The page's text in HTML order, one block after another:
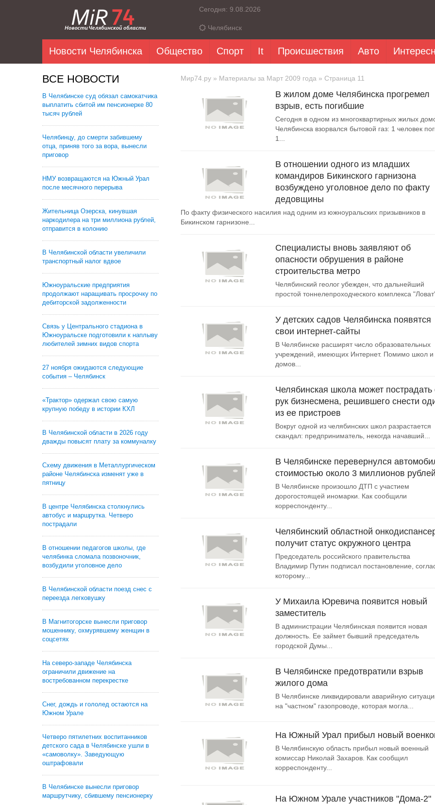
Сегодня: 9.08.2026
Челябинск
Новости Челябинска Общество Спорт It Происшествия Авто
ВСЕ НОВОСТИ
В Челябинске суд обязал самокатчика
выплатить сбитой им пенсионерке 80
тысяч рублей
Челябинцу, до смерти забившему
отца, приняв того за вора, вынесли
приговор
НМУ возвращаются на Южный Урал
после месячного перерыва
Жительница Озерска, кинувшая
наркодилера на три миллиона рублей,
отправится в колонию
В Челябинской области увеличили
транспортный налог вдвое
Южноуральские предприятия
продолжают наращивать просрочку по
дебиторской задолженности
Связь у Центрального стадиона в
Южноуральске подготовили к наплыву
любителей зимних видов спорта
27 ноября ожидаются следующие
события – Челябинск
«Трактор» одержал свою самую
крупную победу в истории КХЛ
В Челябинской области в 2026 году
дважды повысят плату за коммуналку
Схему движения в Металлургическом
районе Челябинска изменят уже в
пятницу
В центре Челябинска столкнулись
автобус и маршрутка. Четверо
пострадали
В отношении педагогов школы, где
челябинка сломала позвоночник,
возбудили уголовное дело
В Челябинской области поезд снес с
переезда легковушку
В Магнитогорске вынесли приговор
мошеннику, охмурявшему женщин в
соцсетях
На северо-западе Челябинска
ограничили движение на
востребованном перекрестке
Снег, дождь и гололед остаются на
Южном Урале
Четверо пятилетних воспитанников
детского сада в Челябинске ушли в
«самоволку». Заведующую
оштрафовали
В Челябинске вынесли приговор
маршрутчику, сбившему пенсионерку
Мир74.ру » Материалы за Март 2009 года » Страница 11
В жилом доме Челябинска прогремел
взрыв, есть погибшие
Сегодня в одном из многоквартирных жилых
Челябинска взорвался бытовой газ: 1 человек
1...
В отношении одного из младших
командиров Бикинского гарнизона
возбуждено уголовное дело по факту
дедовщины
По факту физического насилия над одним из южноуральских призывников в
Бикинском гарнизоне...
Специалисты вновь заявляют об
опасности обрушения в районе
строительства метро
Челябинский геолог убежден, что дальнейший
простой тоннелепроходческого комплекса
У детских садов Челябинска появятся
свои интернет-сайты
В Челябинске расширят число образовательных
учреждений, имеющих Интернет. Помимо школ и
домов...
Челябинская школа может пострадать
рук бизнесмена, решившего снести
из ее пристроев
Вокруг одной из челябинских школ разрастается
скандал: предприниматель, некогда начавший...
В Челябинске перевернулся
стоимостью около 3 миллионов рублей
В Челябинске произошло ДТП с участием
дорогостоящей иномарки. Как сообщили
корреспонденту...
Челябинский областной
получит статус окружного центра
Председатель российского правительства
Владимир Путин подписал постановление,
которому...
У Михаила Юревича появится новый
заместитель
В администрации Челябинская появится новая
должность. Ее займет бывший председатель
городской Думы...
В Челябинске предотвратили взрыв
жилого дома
В Челябинске ликвидировали аварийную
на "частном" газопроводе, которая могла...
На Южный Урал прибыл новый
В Челябинскую область прибыл новый военный
комиссар Николай Захаров. Как сообщил
корреспонденту...
На Южном Урале участников "Дома-2"